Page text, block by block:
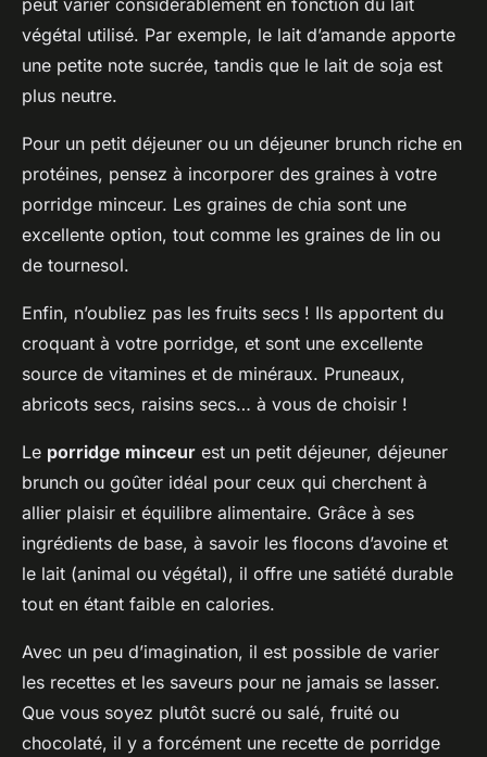
peut varier considérablement en fonction du lait
végétal utilisé. Par exemple, le lait d’amande apporte
une petite note sucrée, tandis que le lait de soja est
plus neutre.
Pour un petit déjeuner ou un déjeuner brunch riche en
protéines, pensez à incorporer des graines à votre
porridge minceur. Les graines de chia sont une
excellente option, tout comme les graines de lin ou
de tournesol.
Enfin, n’oubliez pas les fruits secs ! Ils apportent du
croquant à votre porridge, et sont une excellente
source de vitamines et de minéraux. Pruneaux,
abricots secs, raisins secs… à vous de choisir !
Le porridge minceur est un petit déjeuner, déjeuner
brunch ou goûter idéal pour ceux qui cherchent à
allier plaisir et équilibre alimentaire. Grâce à ses
ingrédients de base, à savoir les flocons d’avoine et
le lait (animal ou végétal), il offre une satiété durable
tout en étant faible en calories.
Avec un peu d’imagination, il est possible de varier
les recettes et les saveurs pour ne jamais se lasser.
Que vous soyez plutôt sucré ou salé, fruité ou
chocolaté, il y a forcément une recette de porridge